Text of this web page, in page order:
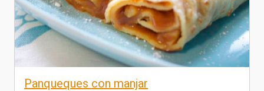
Panqueques con manjar